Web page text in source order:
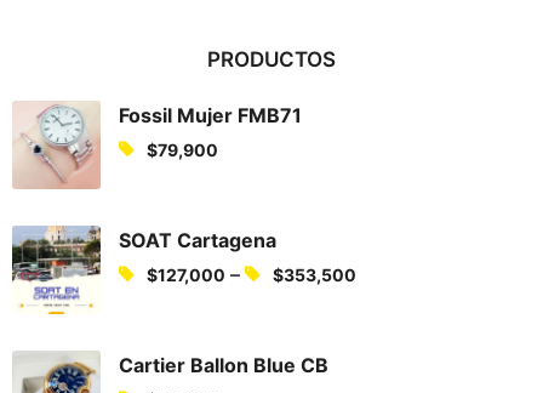
PRODUCTOS
Fossil Mujer FMB71
$79,900
SOAT Cartagena
$127,000 – $353,500
Cartier Ballon Blue CB